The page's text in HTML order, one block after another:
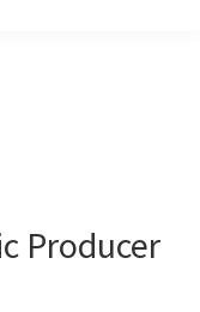
Producer